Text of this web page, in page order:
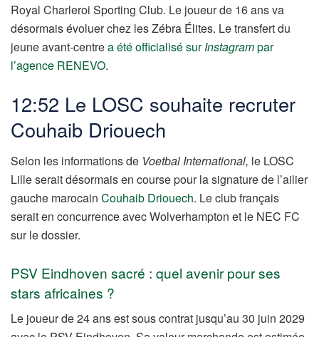
Royal Charleroi Sporting Club. Le joueur de 16 ans va
désormais évoluer chez les Zébra Élites. Le transfert du
jeune avant-centrea été officialisé surInstagrampar
l’agence RENEVO.
12:52 Le LOSC souhaite recruter
Couhaib Driouech
Selon les informations de Voetbal International, le LOSC
Lille serait désormais en course pour la signature de l’ailier
gauche marocain Couhaib Driouech. Le club français
serait en concurrence avec Wolverhampton et le NEC FC
sur le dossier.
PSV Eindhoven sacré : quel avenir pour ses
stars africaines ?
Le joueur de 24 ans est sous contrat jusqu’au 30 juin 2029